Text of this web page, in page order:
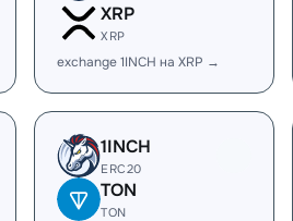
XRP
XRP
exchange 1INCH на XRP →
1INCH
ERC20
TON
TON